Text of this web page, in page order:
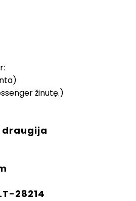
žinutę.)
draugija
28214